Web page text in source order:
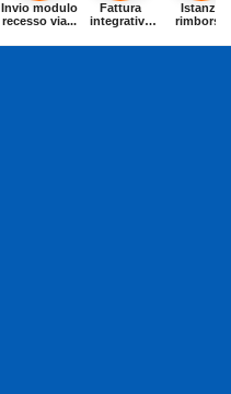
Invio modulo
recesso via...
Fattura
integrativa
Istanza
rimborso